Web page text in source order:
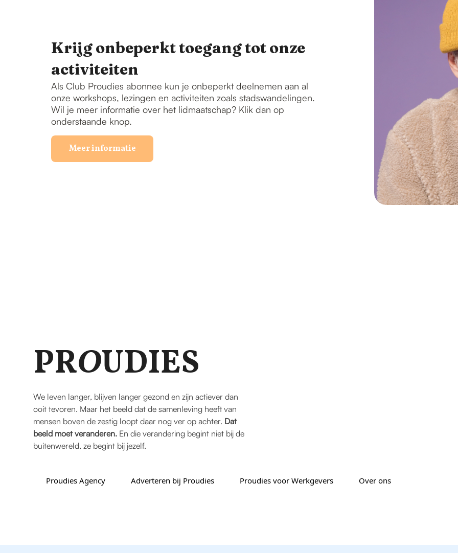
Krijg onbeperkt toegang tot onze
activiteiten
Als Club Proudies abonnee kun je onbeperkt deelnemen aan al
onze workshops, lezingen en activiteiten zoals stadswandelingen.
Wil je meer informatie over het lidmaatschap? Klik dan op
onderstaande knop.
Meer informatie
PROUDIES
We leven langer, blijven langer gezond en zijn actiever dan
ooit tevoren. Maar het beeld dat de samenleving heeft van
mensen boven de zestig loopt daar nog ver op achter. Dat
beeld moet veranderen. En die verandering begint niet bij de
buitenwereld, ze begint bij jezelf.
Proudies Agency Adverteren bij Proudies Proudies voor Werkgevers Over ons